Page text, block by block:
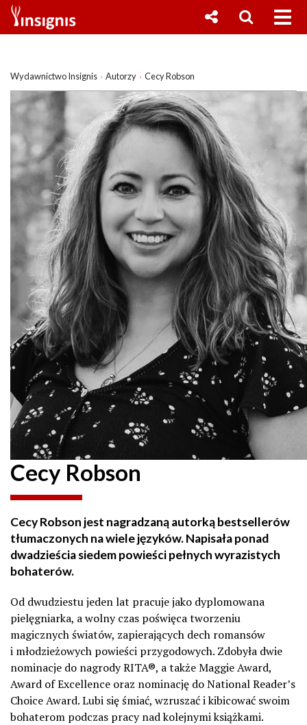
Wydawnictwo Insignis Autorzy Cecy Robson
Cecy Robson
Cecy Robson jest nagradzaną autorką bestsellerów
tłumaczonych na wiele języków. Napisała ponad
dwadzieścia siedem powieści pełnych wyrazistych
bohaterów.
Od dwudziestu jeden lat pracuje jako dyplomowana
pielęgniarka, a wolny czas poświęca tworzeniu
magicznych światów, zapierających dech romansów
i młodzieżowych powieści przygodowych. Zdobyła dwie
nominacje do nagrody RITA®, a także Maggie Award,
Award of Excellence oraz nominację do National Reader’s
Choice Award. Lubi się śmiać, wzruszać i kibicować swoim
bohaterom podczas pracy nad kolejnymi książkami.